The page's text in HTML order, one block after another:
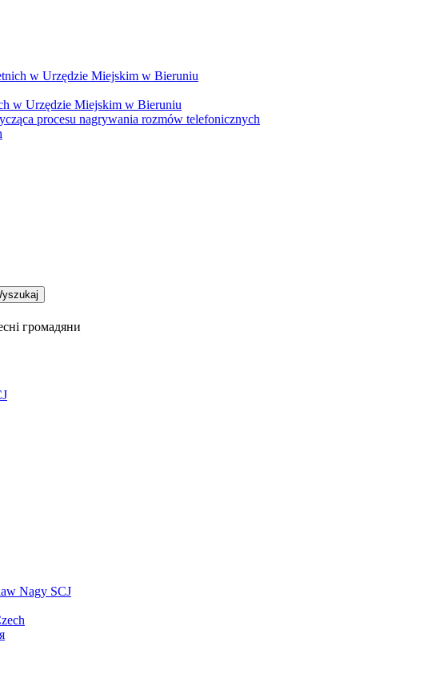
w Urzędzie Miejskim w Bieruniu
w Urzędzie Miejskim w Bieruniu
procesu nagrywania rozmów telefonicznych
громадяни
Nagy SCJ